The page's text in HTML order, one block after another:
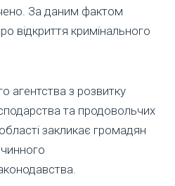
За даним фактом
відкриття кримінального
агентства з розвитку
та продовольчих
закликає громадян